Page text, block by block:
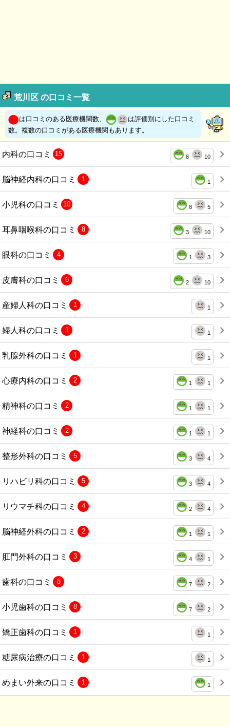
荒川区 の口コミ一覧
は口コミのある医療機関数、
は評価別にした口コミ
数。複数の口コミがある医療機関もあります。
内科の口コミ 8 10
15
脳神経内科の口コミ 1
1
小児科の口コミ 8 5
10
耳鼻咽喉科の口コミ 3 10
8
眼科の口コミ 1 3
4
皮膚科の口コミ 2 10
6
産婦人科の口コミ 1
1
婦人科の口コミ 1
1
乳腺外科の口コミ 1
1
心療内科の口コミ 1 1
2
精神科の口コミ 1 1
2
神経科の口コミ 1 1
2
整形外科の口コミ 3 4
5
リハビリ科の口コミ 3 4
5
リウマチ科の口コミ 2 4
4
脳神経外科の口コミ 1 1
2
肛門外科の口コミ 4 1
3
歯科の口コミ 7 2
8
小児歯科の口コミ 7 2
8
矯正歯科の口コミ 1
1
糖尿病治療の口コミ 1
1
めまい外来の口コミ 1
1